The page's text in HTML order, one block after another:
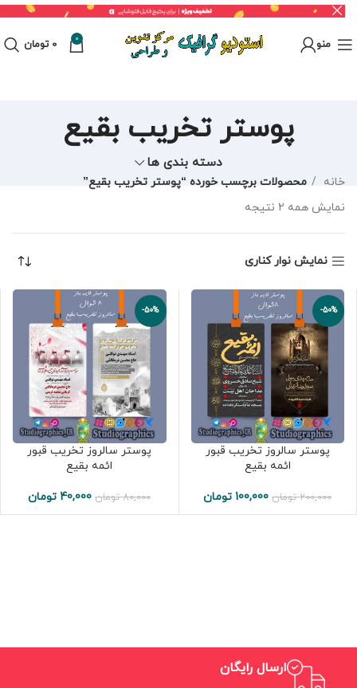
منو 0
0 تومان
پوستر تخریب بقیع
دسته بندی ها
خانه
محصولات برچسب خورده “پوستر تخریب بقیع”
نمایش همه 2 نتیجه
نمایش نوار کناری
-50%
پوستر سالروز تخریب قبور
ائمه بقیع
200,000 تومان 100,000 تومان
-50%
پوستر سالروز تخریب قبور
ائمه بقیع
80,000 تومان 40,000 تومان
ارسال رایگان